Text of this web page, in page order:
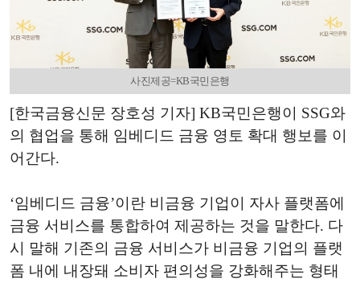
사진제공=KB국민은행
[한국금융신문 장호성 기자] KB국민은행이 SSG와
의 협업을 통해 임베디드 금융 영토 확대 행보를 이
어간다.
‘임베디드 금융’이란 비금융 기업이 자사 플랫폼에
금융 서비스를 통합하여 제공하는 것을 말한다. 다
시 말해 기존의 금융 서비스가 비금융 기업의 플랫
폼 내에 내장돼 소비자 편의성을 강화해주는 형태